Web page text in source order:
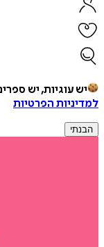
יש עוגיות, יש
למדיניות הפרטיות
הבנתי